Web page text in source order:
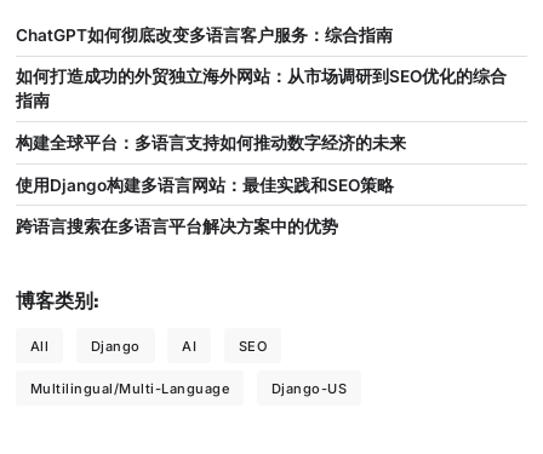
ChatGPT如何彻底改变多语言客户服务：综合指南
如何打造成功的外贸独立海外网站：从市场调研到SEO优化的综合
指南
构建全球平台：多语言支持如何推动数字经济的未来
使用Django构建多语言网站：最佳实践和SEO策略
跨语言搜索在多语言平台解决方案中的优势
博客类别:
All Django AI SEO
Multilingual/Multi-Language Django-US